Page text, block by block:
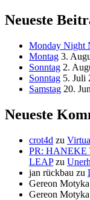
Neueste
Monday Night
Montag 3.
Sonntag 2.
Sonntag 5. Juli
Samstag 20.
Neueste
crot4d zu
PR: HANEKE
LEAPzu
jan rückbau zu
Gereon Motyka
Gereon Motyka